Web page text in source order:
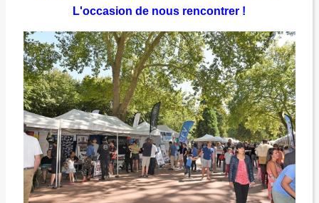
L'occasion de nous rencontrer !